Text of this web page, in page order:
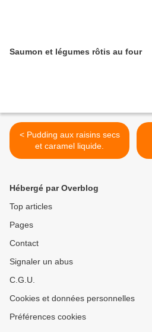
Saumon et légumes rôtis au four
< Pudding aux raisins secs
et caramel liquide.
Hébergé par Overblog
Top articles
Pages
Contact
Signaler un abus
C.G.U.
Cookies et données personnelles
Préférences cookies